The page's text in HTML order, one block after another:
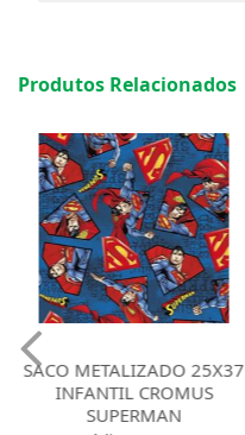
Produtos Relacionados
SACO METALIZADO 25X37
INFANTIL CROMUS
SUPERMAN